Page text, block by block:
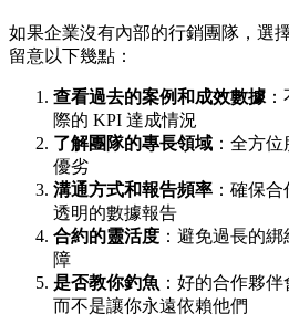
如果企業沒有內部的行銷團隊，選
留意以下幾點：
查看過去的案例和成效數據
際的 KPI 達成情況
了解團隊的專長領域 ：全方
優劣
溝通方式和報告頻率 ：確保
透明的數據報告
合約的靈活度 ：避免過長的
障
是否教你釣魚 ：好的合作夥
而不是讓你永遠依賴他們